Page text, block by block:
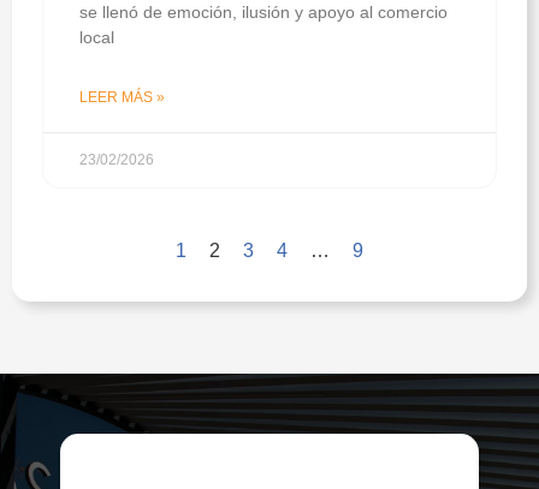
se llenó de emoción, ilusión y apoyo al comercio
local
LEER MÁS »
23/02/2026
1 2 3 4 … 9